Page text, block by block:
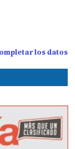
los datos